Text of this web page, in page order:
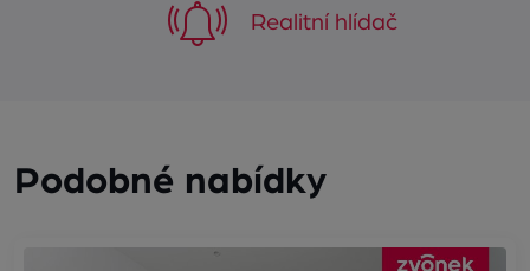
Realitní hlídač
Podobné nabídky